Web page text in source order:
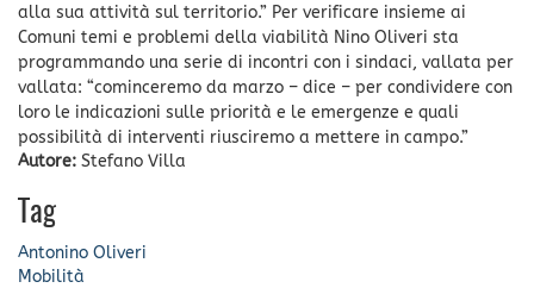
alla sua attività sul territorio.” Per verificare insieme ai
Comuni temi e problemi della viabilità Nino Oliveri sta
programmando una serie di incontri con i sindaci, vallata per
vallata: “cominceremo da marzo – dice – per condividere con
loro le indicazioni sulle priorità e le emergenze e quali
possibilità di interventi riusciremo a mettere in campo.”
Autore: Stefano Villa
Tag
Antonino Oliveri
Mobilità